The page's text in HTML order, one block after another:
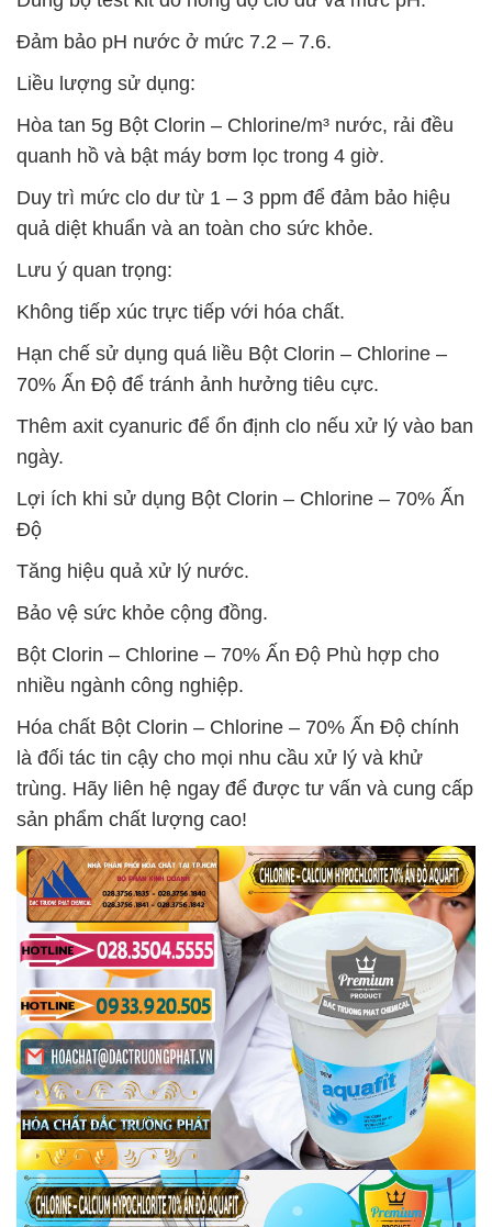
Đảm bảo pH nước ở mức 7.2 – 7.6.
Liều lượng sử dụng:
Hòa tan 5g Bột Clorin – Chlorine/m³ nước, rải đều
quanh hồ và bật máy bơm lọc trong 4 giờ.
Duy trì mức clo dư từ 1 – 3 ppm để đảm bảo hiệu
quả diệt khuẩn và an toàn cho sức khỏe.
Lưu ý quan trọng:
Không tiếp xúc trực tiếp với hóa chất.
Hạn chế sử dụng quá liều Bột Clorin – Chlorine –
70% Ấn Độ để tránh ảnh hưởng tiêu cực.
Thêm axit cyanuric để ổn định clo nếu xử lý vào ban
ngày.
Lợi ích khi sử dụng Bột Clorin – Chlorine – 70% Ấn
Độ
Tăng hiệu quả xử lý nước.
Bảo vệ sức khỏe cộng đồng.
Bột Clorin – Chlorine – 70% Ấn Độ Phù hợp cho
nhiều ngành công nghiệp.
Hóa chất Bột Clorin – Chlorine – 70% Ấn Độ chính
là đối tác tin cậy cho mọi nhu cầu xử lý và khử
trùng. Hãy liên hệ ngay để được tư vấn và cung cấp
sản phẩm chất lượng cao!